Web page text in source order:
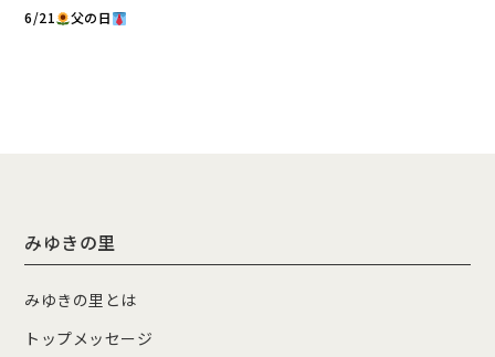
6/21 父の日
みゆきの里
みゆきの里とは
トップメッセージ